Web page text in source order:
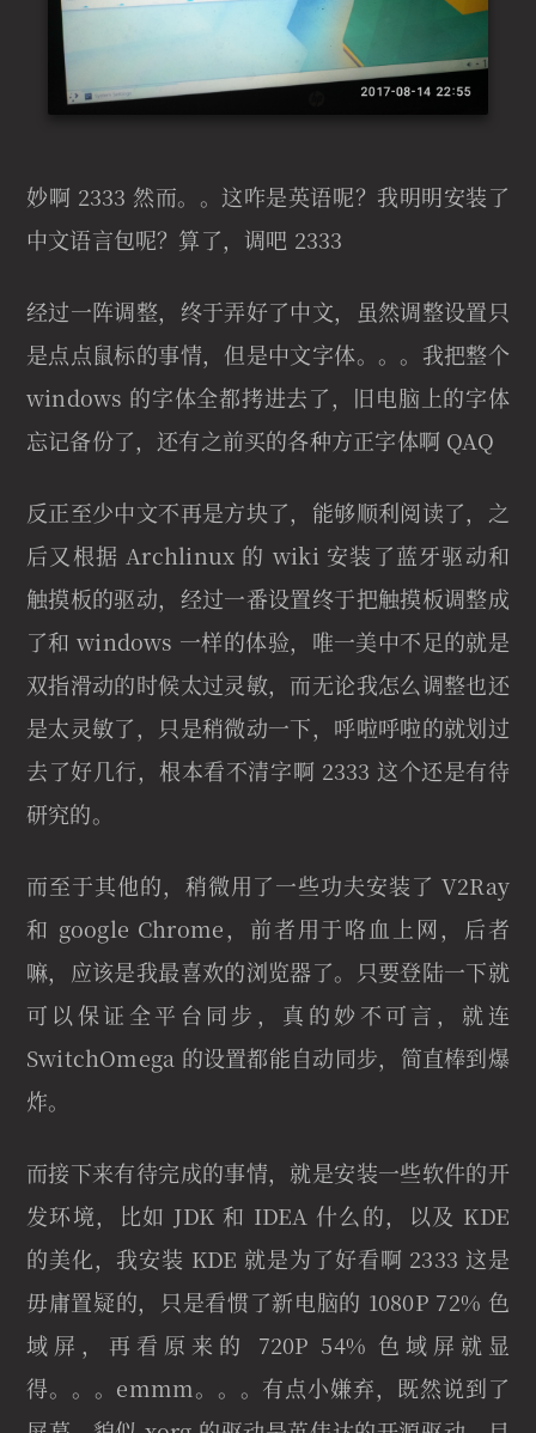
妙啊 2333 然而。。这咋是英语呢？我明明安装了
中文语言包呢？算了，调吧 2333
经过一阵调整，终于弄好了中文，虽然调整设置只
是点点鼠标的事情，但是中文字体。。。我把整个
windows 的字体全都拷进去了，旧电脑上的字体
忘记备份了，还有之前买的各种方正字体啊 QAQ
反正至少中文不再是方块了，能够顺利阅读了，之
后又根据 Archlinux 的 wiki 安装了蓝牙驱动和
触摸板的驱动，经过一番设置终于把触摸板调整成
了和 windows 一样的体验，唯一美中不足的就是
双指滑动的时候太过灵敏，而无论我怎么调整也还
是太灵敏了，只是稍微动一下，呼啦呼啦的就划过
去了好几行，根本看不清字啊 2333 这个还是有待
研究的。
而至于其他的，稍微用了一些功夫安装了 V2Ray
和 google Chrome，前者用于咯血上网，后者
嘛，应该是我最喜欢的浏览器了。只要登陆一下就
可以保证全平台同步，真的妙不可言，就连
SwitchOmega 的设置都能自动同步，简直棒到爆
炸。
而接下来有待完成的事情，就是安装一些软件的开
发环境，比如 JDK 和 IDEA 什么的，以及 KDE
的美化，我安装 KDE 就是为了好看啊 2333 这是
毋庸置疑的，只是看惯了新电脑的 1080P 72% 色
域屏，再看原来的 720P 54% 色域屏就显
得。。。emmm。。。有点小嫌弃，既然说到了